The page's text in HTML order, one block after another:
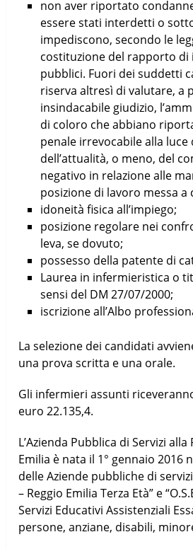
non aver riportato
essere stati interdetti o
impediscono, secondo le
costituzione del rapporto di
pubblici. Fuori dei suddetti
riserva altresì di valutare, a
insindacabile giudizio,
di coloro che abbiano
penale irrevocabile alla
dell’attualità, o meno, del
negativo in relazione alle
posizione di lavoro messa a
idoneità fisica all’impiego;
posizione regolare nei
leva, se dovuto;
possesso della patente di
Laurea in infermieristica o
sensi del DM 27/07/2000;
iscrizione all’Albo
La selezione dei candidati
una prova scritta e una orale.
Gli infermieri assunti
euro 22.135,4.
L’Azienda Pubblica di Servizi
Emilia è nata il 1° gennaio 2016
delle Aziende pubbliche di
– Reggio Emilia Terza Età” e
Servizi Educativi Assistenziali
persone, anziane, disabili,